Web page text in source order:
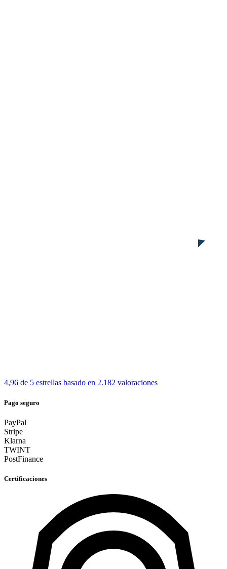
4,96 de 5 estrellas basado en 2.182 valoraciones
Pago seguro
PayPal
Stripe
Klarna
TWINT
PostFinance
Certificaciones